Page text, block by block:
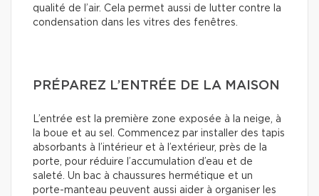
qualité de l’air. Cela permet aussi de lutter contre la
condensation dans les vitres des fenêtres.
PRÉPAREZ L’ENTRÉE DE LA MAISON
L’entrée est la première zone exposée à la neige, à
la boue et au sel. Commencez par installer des tapis
absorbants à l’intérieur et à l’extérieur, près de la
porte, pour réduire l’accumulation d’eau et de
saleté. Un bac à chaussures hermétique et un
porte-manteau peuvent aussi aider à organiser les